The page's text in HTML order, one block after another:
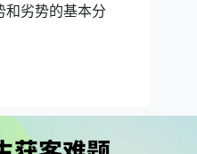
劣势的基本分